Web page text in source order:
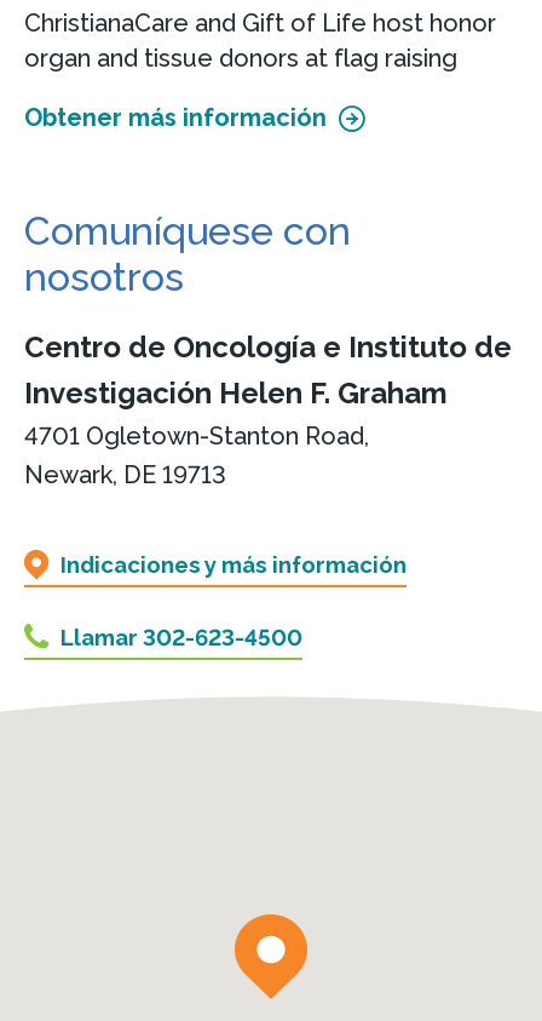
ChristianaCare and Gift of Life host honor
organ and tissue donors at flag raising
Obtener más información
Comuníquese con
nosotros
Centro de Oncología e Instituto de
Investigación Helen F. Graham
4701 Ogletown-Stanton Road,
Newark, DE 19713
Indicaciones y más información
Llamar 302-623-4500